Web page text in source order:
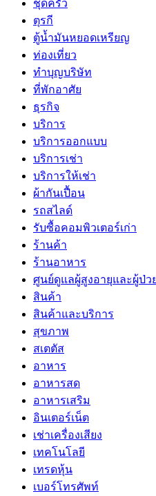
ชุดครัว
ตุรกี
ตู้น้ำมันหยอดเหรียญ
ท่องเที่ยว
ทำบุญบริษัท
ที่พักอาศัย
ธุรกิจ
บริการ
บริการออกแบบ
บริการเช่า
บริการให้เช่า
ผ้ากันเปื้อน
รถสไลด์
รับซื้อคอมพิวเตอร์เก่า
ร้านค้า
ร้านอาหาร
ศูนย์ดูแลผู้สูงอายุและผู้ป่ว
สินค้า
สินค้าและบริการ
สุขภาพ
สเตตัส
อาหาร
อาหารสด
อาหารเสริม
อินเตอร์เน็ต
เช่าเครื่องเสียง
เทคโนโลยี
เทรดหุ้น
เบอร์โทรศัพท์